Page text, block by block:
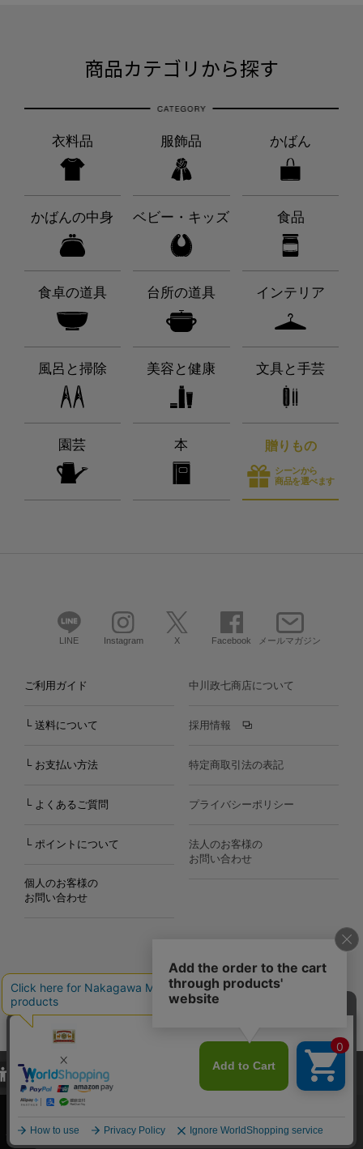
商品カテゴリから探す
衣料品 服飾品 かばん
かばんの中身 ベビー・キッズ 食品
食卓の道具 台所の道具 インテリア
風呂と掃除 美容と健康 文具と手芸
園芸 本 贈りもの
シーンから
商品を選べます
LINE Instagram X Facebook メールマガジン
ご利用ガイド
└ 送料について
└ お支払い方法
└ よくあるご質問
└ ポイントについて
個人のお客様の
お問い合わせ
中川政七商店について
採用情報
特定商取引法の表記
プライバシーポリシー
法人のお客様の
お問い合わせ
Copyright©2000
Nakagawa Masashichi Shoten All Rights Reserved.
当サイトでは、当サイト内における閲覧履歴・属性情報などの取得およ
び利便性向上のためにクッキー（Cookie）を使用いたします。詳細に
関しては「プライバシーポリシー
承諾する